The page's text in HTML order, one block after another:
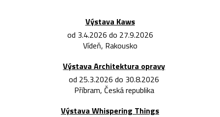
Výstava Kaws
od 3.4.2026 do 27.9.2026
Vídeň, Rakousko
Výstava Architektura opravy
od 25.3.2026 do 30.8.2026
Příbram, Česká republika
Výstava Whispering Things